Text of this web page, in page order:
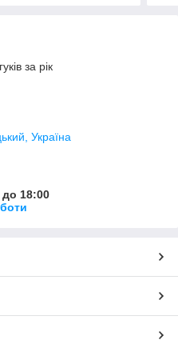
за рік
Україна
до 18:00